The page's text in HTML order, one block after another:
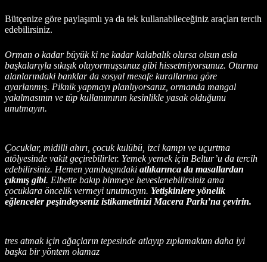
Bütçenize göre paylaşımlı ya da tek kullanabileceğiniz araçları tercih
edebilirsiniz.
Orman o kadar büyük ki ne kadar kalabalık olursa olsun asla
başkalarıyla sıkışık oluyormuşsunuz gibi hissetmiyorsunuz. Oturma
alanlarındaki banklar da sosyal mesafe kurallarına göre
ayarlanmış. Piknik yapmayı planlıyorsanız, ormanda mangal
yakılmasının ve tüp kullanımının kesinlikle yasak olduğunu
unutmayın.
Çocuklar, midilli ahırı, çocuk kulübü, izci kampı ve uçurtma
atölyesinde vakit geçirebilirler. Yemek yemek için Beltur’u da tercih
edebilirsiniz. Hemen yanıbaşındaki atlıkarınca da masallardan
çıkmış gibi. Elbette bakıp binmeye heveslenebilirsiniz ama
çocuklara öncelik vermeyi unutmayın. Yetişkinlere yönelik
eğlenceler peşindeyseniz istikametinizi Macera Parkı’na çevirin.
tres atmak için ağaçların tepesinde atlayıp zıplamaktan daha iyi
başka bir yöntem olamaz